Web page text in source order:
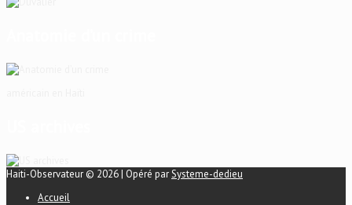
Haiti-Observateur © 2026 | Opéré parSysteme-dedieu
Accueil